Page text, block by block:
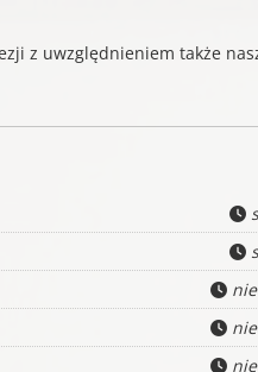
z uwzględnieniem także